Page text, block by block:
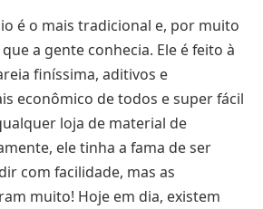
é o mais tradicional e, por muito
a gente conhecia. Ele é feito à
finíssima, aditivos e
econômico de todos e super fácil
loja de material de
ele tinha a fama de ser
com facilidade, mas as
muito! Hoje em dia, existem